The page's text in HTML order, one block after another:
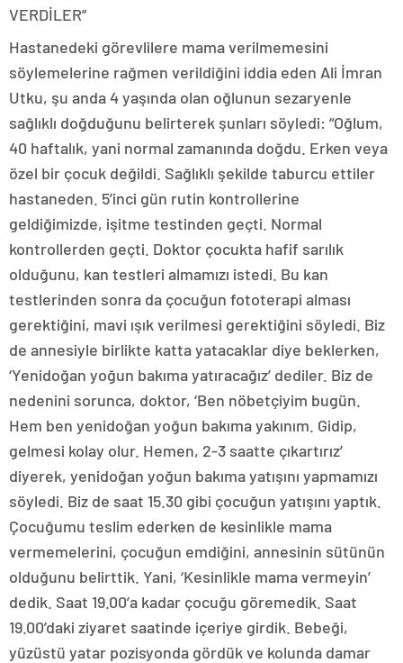
VERDİLER”
Hastanedeki görevlilere mama verilmemesini
söylemelerine rağmen verildiğini iddia eden Ali İmran
Utku, şu anda 4 yaşında olan oğlunun sezaryenle
sağlıklı doğduğunu belirterek şunları söyledi: “Oğlum,
40 haftalık, yani normal zamanında doğdu. Erken veya
özel bir çocuk değildi. Sağlıklı şekilde taburcu ettiler
hastaneden. 5’inci gün rutin kontrollerine
geldiğimizde, işitme testinden geçti. Normal
kontrollerden geçti. Doktor çocukta hafif sarılık
olduğunu, kan testleri almamızı istedi. Bu kan
testlerinden sonra da çocuğun fototerapi alması
gerektiğini, mavi ışık verilmesi gerektiğini söyledi. Biz
de annesiyle birlikte katta yatacaklar diye beklerken,
‘Yenidoğan yoğun bakıma yatıracağız’ dediler. Biz de
nedenini sorunca, doktor, ‘Ben nöbetçiyim bugün.
Hem ben yenidoğan yoğun bakıma yakınım. Gidip,
gelmesi kolay olur. Hemen, 2-3 saatte çıkartırız’
diyerek, yenidoğan yoğun bakıma yatışını yapmamızı
söyledi. Biz de saat 15.30 gibi çocuğun yatışını yaptık.
Çocuğumu teslim ederken de kesinlikle mama
vermemelerini, çocuğun emdiğini, annesinin sütünün
olduğunu belirttik. Yani, ‘Kesinlikle mama vermeyin’
dedik. Saat 19.00’a kadar çocuğu göremedik. Saat
19.00’daki ziyaret saatinde içeriye girdik. Bebeği,
yüzüstü yatar pozisyonda gördük ve kolunda damar